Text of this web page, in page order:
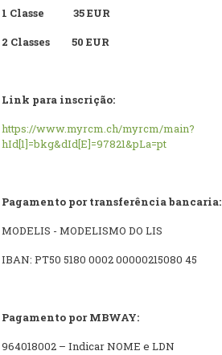
1 Classe
35 EUR
2 Classes 50 EUR
Link para inscrição:
https://www.myrcm.ch/myrcm/main?
hId[1]=bkg&dId[E]=97821&pLa=pt
Pagamento por transferência bancaria:
MODELIS - MODELISMO DO LIS
IBAN: PT50 5180 0002 00000215080 45
Pagamento por MBWAY:
964018002 – Indicar NOME e LDN